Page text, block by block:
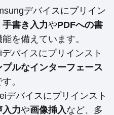
デバイスにプリイン
手書き入力やPDFへの書
を備えています。
バイスにプリインスト
プルなインターフェース
。
デバイスにプリインスト
入力や画像挿入など、多